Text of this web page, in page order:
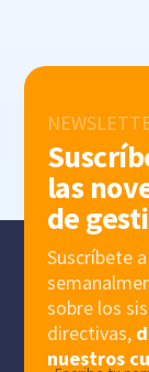
las
de
Suscríbete
sobre los
directivas,
nuestros